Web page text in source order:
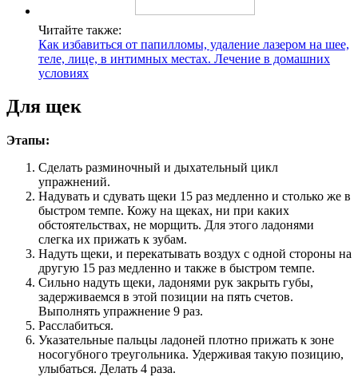
Читайте также:
Как избавиться от папилломы, удаление лазером на шее,
теле, лице, в интимных местах. Лечение в домашних
условиях
Для щек
Этапы:
Сделать разминочный и дыхательный цикл
упражнений.
Надувать и сдувать щеки 15 раз медленно и столько же в
быстром темпе. Кожу на щеках, ни при каких
обстоятельствах, не морщить. Для этого ладонями
слегка их прижать к зубам.
Надуть щеки, и перекатывать воздух с одной стороны на
другую 15 раз медленно и также в быстром темпе.
Сильно надуть щеки, ладонями рук закрыть губы,
задерживаемся в этой позиции на пять счетов.
Выполнять упражнение 9 раз.
Расслабиться.
Указательные пальцы ладоней плотно прижать к зоне
носогубного треугольника. Удерживая такую позицию,
улыбаться. Делать 4 раза.